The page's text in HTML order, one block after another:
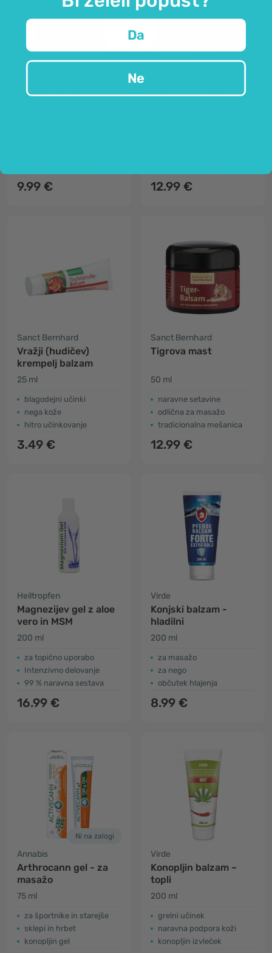
Konjski balzam
9.99 €
Mazilo za sklepe
12.99 €
Sanct Bernhard
Vražji (hudičev)
krempelj balzam
25 ml
blagodejni učinki
nega kože
hitro učinkovanje
3.49 €
Sanct Bernhard
Tigrova mast
50 ml
naravne setavine
odlična za masažo
tradicionalna mešanica
12.99 €
Heiltropfen
Magnezijev gel z aloe
vero in MSM
200 ml
za topično uporabo
Intenzivno delovanje
99 % naravna sestava
16.99 €
Virde
Konjski balzam -
hladilni
200 ml
za masažo
za nego
občutek hlajenja
8.99 €
Ni na zalogi
Annabis
Arthrocann gel - za
masažo
75 ml
​za športnike in starejše
sklepi in hrbet
konopljin gel
Virde
Konopljin balzam –
topli
200 ml
grelni učinek
naravna podpora koži
konopljin izvleček
Da
Ne